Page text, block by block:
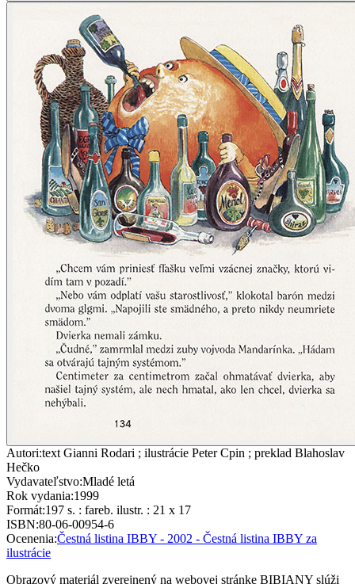
Autori:text Gianni Rodari ; ilustrácie Peter Cpin ; preklad Blahoslav
Hečko
Vydavateľstvo:Mladé letá
Rok vydania:1999
Formát:197 s. : fareb. ilustr. : 21 x 17
ISBN:80-06-00954-6
Ocenenia:Čestná listina IBBY - 2002 - Čestná listina IBBY za
ilustrácie
Obrazový materiál zverejnený na webovej stránke BIBIANY slúži